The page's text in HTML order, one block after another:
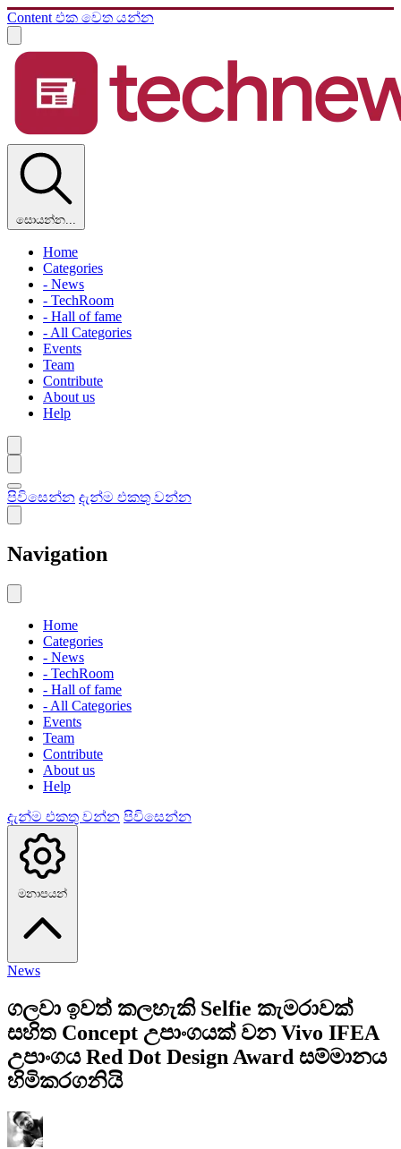
Content එක වෙත යන්න
සොයන්න...
Home
Categories
- News
- TechRoom
- Hall of fame
- All Categories
Events
Team
Contribute
About us
Help
පිවිසෙන්න දැන්ම එකතු වන්න
Navigation
Home
Categories
- News
- TechRoom
- Hall of fame
- All Categories
Events
Team
Contribute
About us
Help
දැන්ම එකතු වන්න පිවිසෙන්න
මනාපයන්
News
ගලවා ඉවත් කලහැකි Selfie කැමරාවක්
සහිත Concept උපාංගයක් වන Vivo IFEA
උපාංගය Red Dot Design Award සම්මානය
හිමිකරගනියි